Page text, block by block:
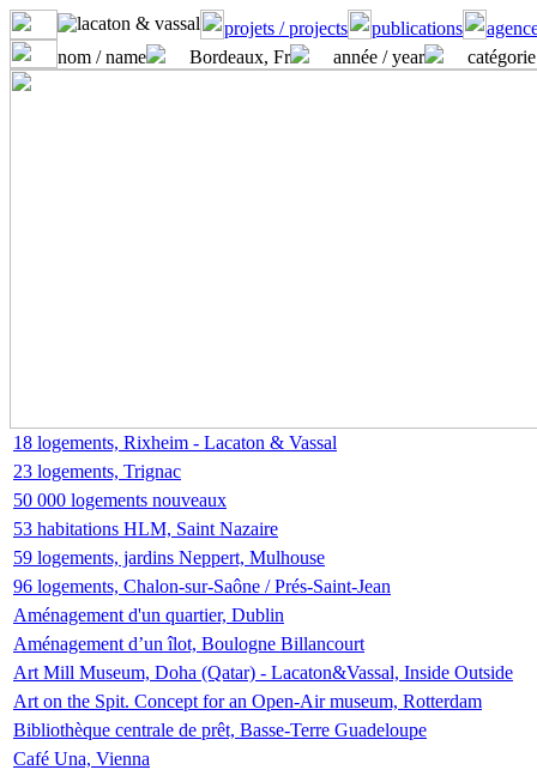
projets / projects publications
nom / name
Bordeaux, Fr année / year
18 logements, Rixheim - Lacaton & Vassal
23 logements, Trignac
50 000 logements nouveaux
53 habitations HLM, Saint Nazaire
59 logements, jardins Neppert, Mulhouse
96 logements, Chalon-sur-Saône / Prés-Saint-Jean
Aménagement d'un quartier, Dublin
Aménagement d’un îlot, Boulogne Billancourt
Art Mill Museum, Doha (Qatar) - Lacaton&Vassal, Inside Outside
Art on the Spit. Concept for an Open-Air museum, Rotterdam
Bibliothèque centrale de prêt, Basse-Terre Guadeloupe
Café Una, Vienna